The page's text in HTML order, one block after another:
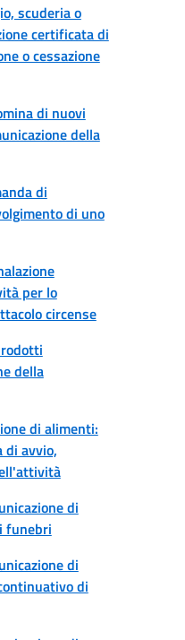
scuderia o
certificata di
o cessazione
di nuovi
della
di
di uno
per lo
circense
della
di alimenti:
di avvio,
di
funebri
di
di